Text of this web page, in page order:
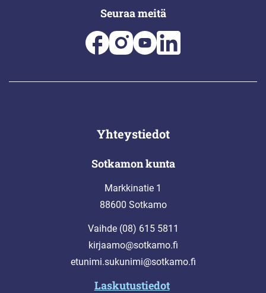
Seuraa meitä
Yhteystiedot
Sotkamon kunta
Markkinatie 1
88600 Sotkamo
Vaihde (08) 615 5811
kirjaamo@sotkamo.fi
etunimi.sukunimi@sotkamo.fi
Laskutustiedot